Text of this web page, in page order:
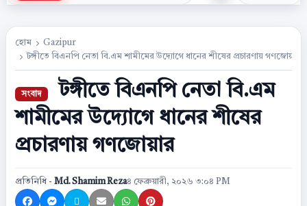
হোম
Gazipur
টঙ্গীতে বিএনপি নেতা বি.এম শামীমের উদ্যোগে ধানের শীষের প্রচারণায় গণজোয়ার
টঙ্গীতে বিএনপি নেতা বি.এম
শামীমের উদ্যোগে ধানের শীষের
প্রচারণায় গণজোয়ার
প্রতিনিধি - Md. Shamim Reza৪ ফেব্রুয়ারী, ২০২৬ ৩:০৪ PM
Share on Facebook
Share on Messenger
Share on XShare by Email
Share on WhatsApp
Share on Pinterest